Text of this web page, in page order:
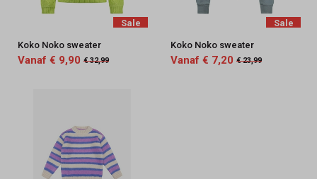
Sale
Koko Noko sweater
Vanaf € 9,90 € 32,99
Sale
Koko Noko sweater
Vanaf € 7,20 € 23,99